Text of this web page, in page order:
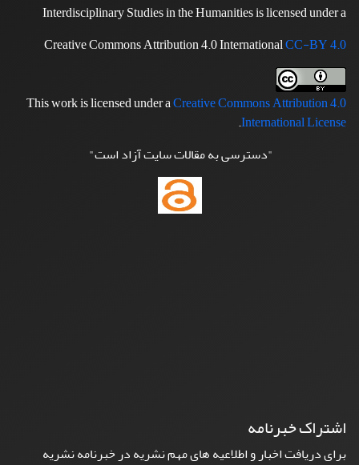
Interdisciplinary Studies in the Humanities is licensed under a
Creative Commons Attribution 4.0 InternationalCC-BY 4.0
This work is licensed under aCreative Commons Attribution 4.0
International License
.
"دسترسی به مقالات سایت آزاد است"
اشتراک خبرنامه
برای دریافت اخبار و اطلاعیه های مهم نشریه در خبرنامه نشریه